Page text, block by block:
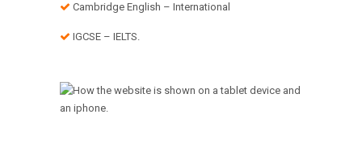
Cambridge English – International
IGCSE – IELTS.